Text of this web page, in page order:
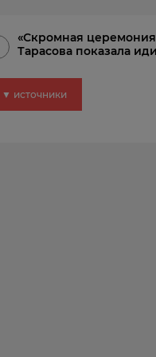
«Скромная церемония
Тарасова показала
▼ источники